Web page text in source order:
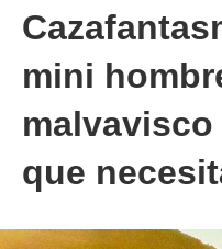
mini
que